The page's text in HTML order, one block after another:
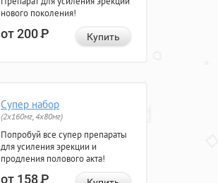
нового поколения!
от 200Р Купить
Супер набор
(2х160мг, 4х80мг)
Попробуй все супер препараты
для усиления эрекции и
продления полового акта!
от 158Р